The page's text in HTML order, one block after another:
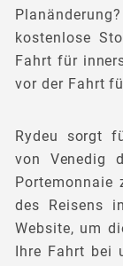
kostenlose
Fahrt für
vor der Fahrt
Rydeu sorgt
von Venedig
Portemonnaie
des Reisens
Website, um
Ihre Fahrt bei